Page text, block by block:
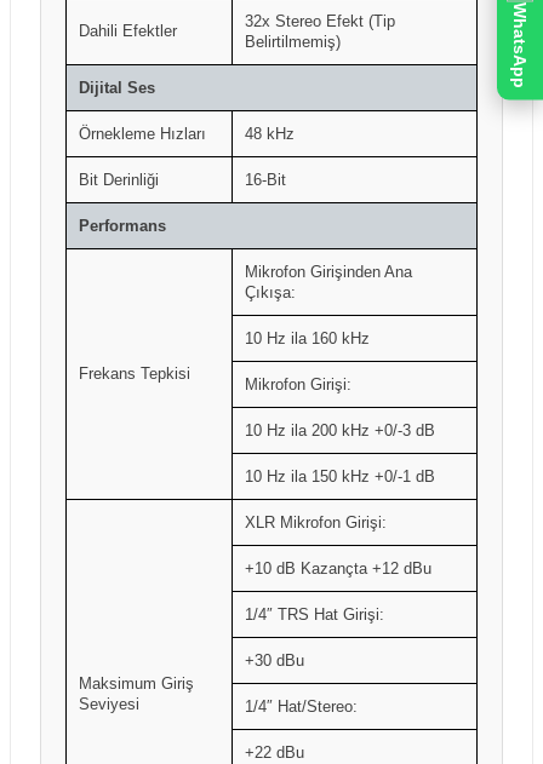
Dahili Efektler
32x Stereo Efekt (Tip
Belirtilmemiş)
Dijital Ses
Örnekleme Hızları 48 kHz
Bit Derinliği 16-Bit
Performans
Frekans Tepkisi
Mikrofon Girişinden Ana
Çıkışa:
10 Hz ila 160 kHz
Mikrofon Girişi:
10 Hz ila 200 kHz +0/-3 dB
10 Hz ila 150 kHz +0/-1 dB
Maksimum Giriş
Seviyesi
XLR Mikrofon Girişi:
+10 dB Kazançta +12 dBu
1/4″ TRS Hat Girişi:
+30 dBu
1/4″ Hat/Stereo:
+22 dBu
WhatsApp